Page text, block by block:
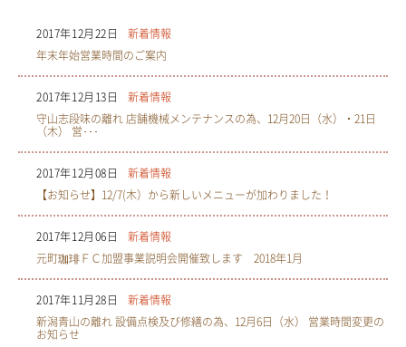
2017年12月22日
新着情報
年末年始営業時間のご案内
2017年12月13日
新着情報
守山志段味の離れ 店舗機械メンテナンスの為、12月20日（水）・21日
（木） 営･･･
2017年12月08日
新着情報
【お知らせ】12/7(木）から新しいメニューが加わりました！
2017年12月06日
新着情報
元町珈琲ＦＣ加盟事業説明会開催致します 2018年1月
2017年11月28日
新着情報
新潟青山の離れ 設備点検及び修繕の為、12月6日（水） 営業時間変更の
お知らせ